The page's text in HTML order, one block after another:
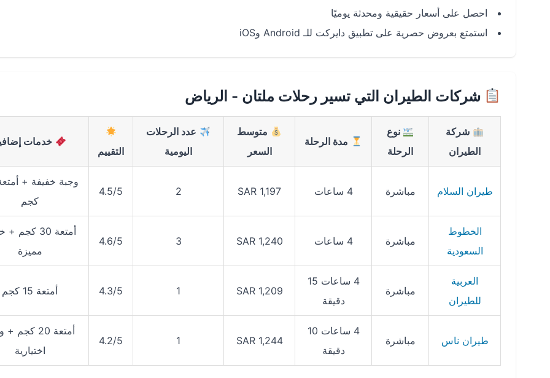
احصل على أسعار حقيقية ومحدثة يوميًا
استمتع بعروض حصرية على تطبيق دايركت للـ Android وiOS
شركات الطيران التي تسير رحلات ملتان - الرياض
شركة
الطيران
نوع
الرحلة
مدة الرحلة
متوسط
السعر
عدد الرحلات
اليومية
التقييم
خدمات
طيران السلام مباشرة 4 ساعات SAR 1,197
2
4.5/5
كجم
الخطوط
السعودية
مباشرة 4 ساعات SAR 1,240
3
4.6/5
أمتعة 30 كجم
مميزة
العربية
للطيران
مباشرة
4 ساعات 15
دقيقة
SAR 1,209
1
4.3/5 أمتعة 15 كجم
طيران ناس مباشرة
4 ساعات 10
دقيقة
SAR 1,244
1
4.2/5
أمتعة 20 كجم
اختيارية